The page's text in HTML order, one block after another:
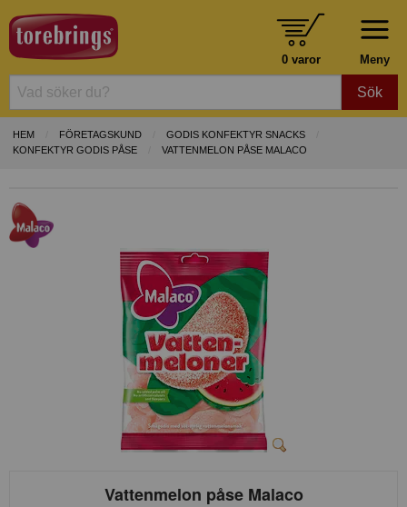
Meny
0 varor
Sök
HEM FÖRETAGSKUND
GODIS KONFEKTYR SNACKS
KONFEKTYR GODIS PÅSE
VATTENMELON PÅSE MALACO
Vattenmelon påse Malaco